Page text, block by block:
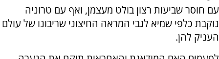
עם חוסר שביעות רצון בולט מעצמן, ואף עם טרוניה
נוקבת כלפי שמיא לגבי המראה החיצוני שריבונו של עולם
העניק להן.